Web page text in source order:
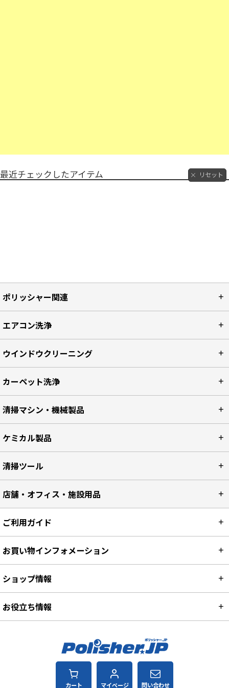
最近チェックしたアイテム リセット
ポリッシャー関連
エアコン洗浄
ウインドウクリーニング
カーペット洗浄
清掃マシン・機械製品
ケミカル製品
清掃ツール
店舗・オフィス・施設用品
カート マイページ 問い合わせ
ご利用ガイド
お買い物インフォメーション
ショップ情報
お役立ち情報